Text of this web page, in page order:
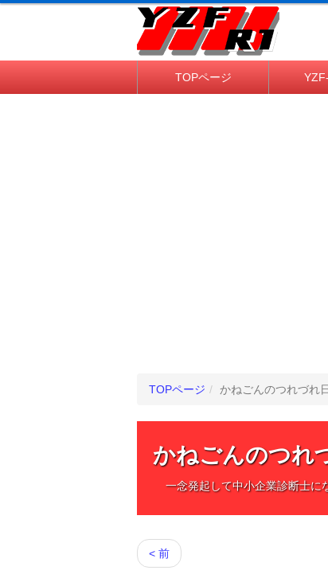
TOPページ
TOPページ かねごんのつれづれ
かねごんのつれ
一念発起して中小企業診断士に
< 前